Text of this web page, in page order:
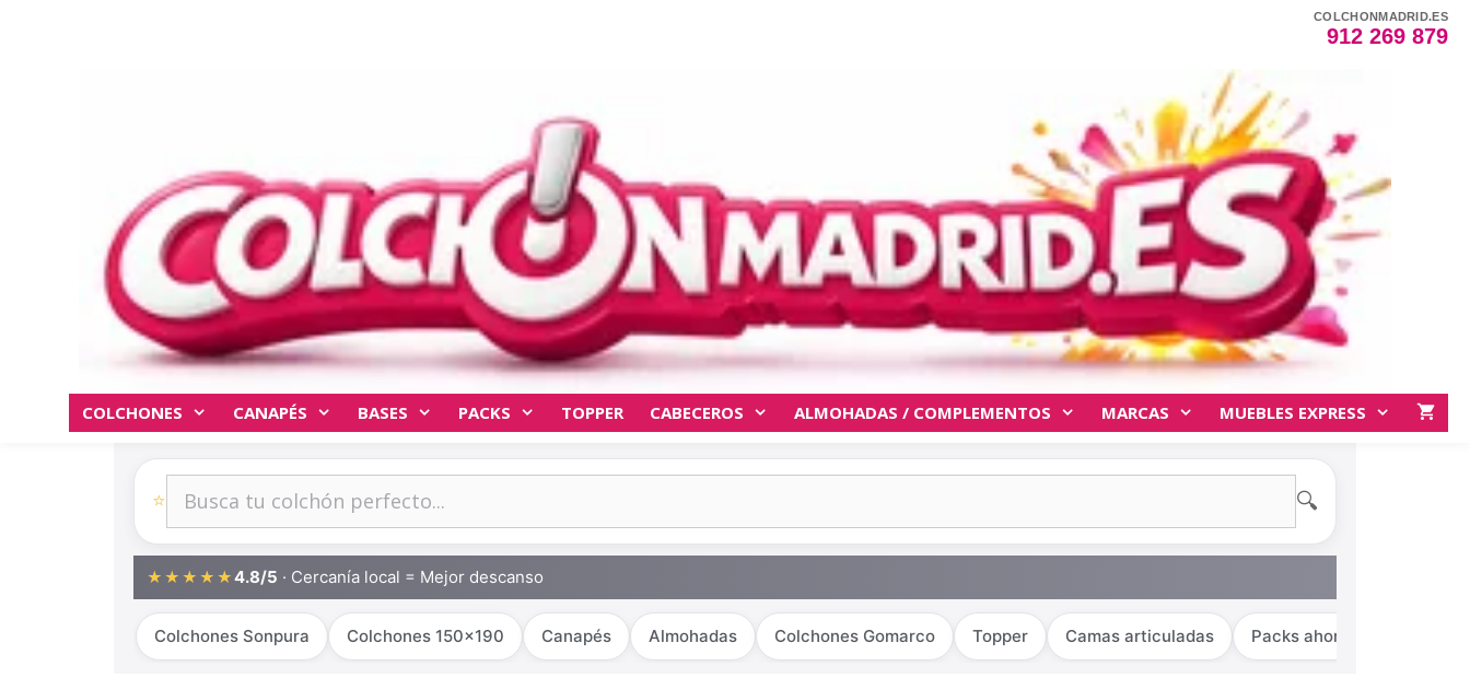
COLCHONMADRID.ES
912 269 879
COLCHONES CANAPÉS BASES PACKS TOPPER CABECEROS ALMOHADAS / COMPLEMENTOS MARCAS MUEBLES EXPRESS
⭐ 🔍
★★★★★4.8/5 · Cercanía local = Mejor descanso
Colchones Sonpura Colchones 150x190 Canapés Almohadas Colchones Gomarco Topper Camas articuladas Packs ahorro